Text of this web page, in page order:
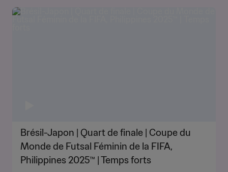
Brésil-Japon | Quart de finale | Coupe du
Monde de Futsal Féminin de la FIFA,
Philippines 2025™ | Temps forts